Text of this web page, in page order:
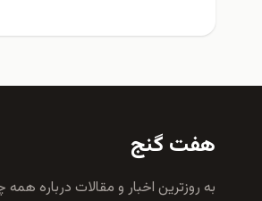
هفت گنج
به روزترين اخبار و مقالات درباره همه